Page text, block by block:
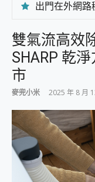
雙氣流高效
SHARP 乾
市
麥兜小米 2025 年 8 月